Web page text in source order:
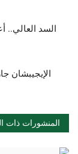
السد
الإيجيبشان
المنشورات ذات